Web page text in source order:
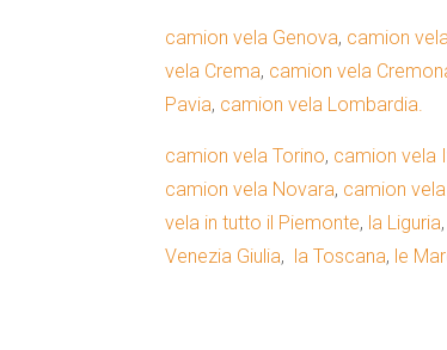
camion vela Genova, camion
vela Crema, camion vela
Pavia, camion vela Lombardia.
camion vela Torino, camion vela
camion vela Novara, camion
vela in tutto il Piemonte, la Liguria,
Venezia Giulia, la Toscana, le